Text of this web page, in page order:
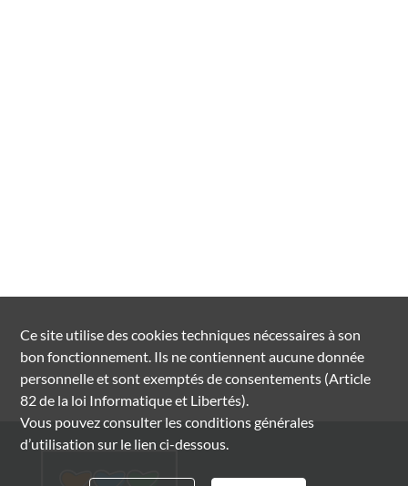
Ce site utilise descookiestechniques nécessaires à son
bon fonctionnement. Ils ne contiennent aucune donnée
personnelle et sont exemptés de consentements (Article
82 de la loi Informatique et Libertés).
Vous pouvez consulter les conditions générales
d’utilisation sur le lien ci-dessous.